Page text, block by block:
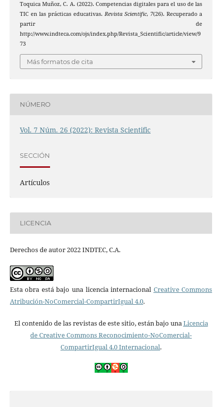
Toquica Muñoz, C. A. (2022). Competencias digitales para el uso de las
TIC en las prácticas educativas.Revista Scientific, 7(26). Recuperado a
partir de
http://www.indteca.com/ojs/index.php/Revista_Scientific/article/view/9
73
Más formatos de cita
NÚMERO
Vol. 7 Núm. 26 (2022): Revista Scientific
SECCIÓN
Artículos
LICENCIA
Derechos de autor 2022 INDTEC, C.A.
Esta obra está bajo una licencia internacional Creative Commons
Atribución-NoComercial-CompartirIgual 4.0.
El contenido de las revistas de este sitio, están bajo unaLicencia
de Creative Commons Reconocimiento-NoComercial-
CompartirIgual 4.0 Internacional.